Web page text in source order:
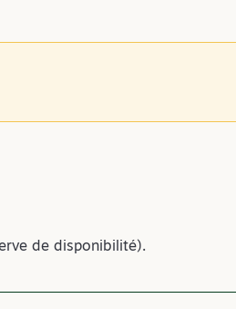
de disponibilité).